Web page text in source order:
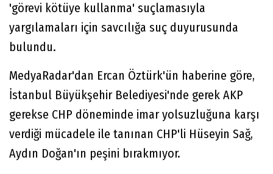
'görevi kötüye kullanma' suçlamasıyla
yargılamaları için savcılığa suç duyurusunda
bulundu.
MedyaRadar'dan Ercan Öztürk'ün haberine göre,
İstanbul Büyükşehir Belediyesi'nde gerek AKP
gerekse CHP döneminde imar yolsuzluğuna karşı
verdiği mücadele ile tanınan CHP'li Hüseyin Sağ,
Aydın Doğan'ın peşini bırakmıyor.